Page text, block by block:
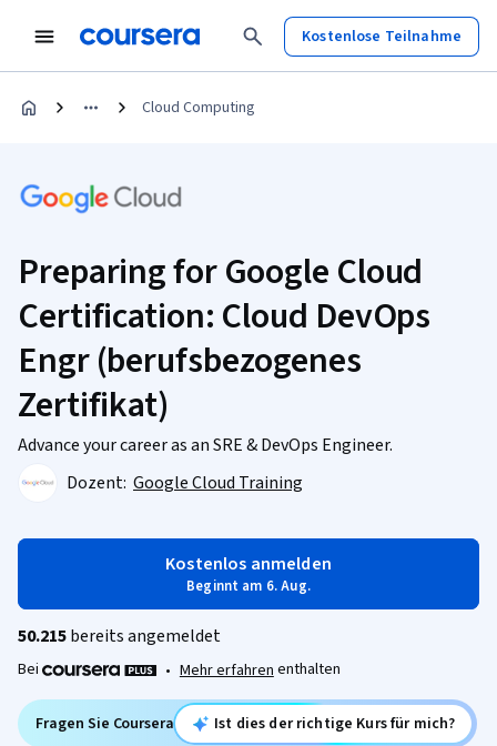
Kostenlose Teilnahme
Cloud Computing
Preparing for Google Cloud
Certification: Cloud DevOps
Engr (berufsbezogenes
Zertifikat)
Advance your career as an SRE & DevOps Engineer.
Dozent: Google Cloud Training
Kostenlos anmelden
Beginnt am 6. Aug.
50.215bereits angemeldet
Bei • Mehr erfahren enthalten
Fragen Sie Coursera Ist dies der richtige Kurs für mich?